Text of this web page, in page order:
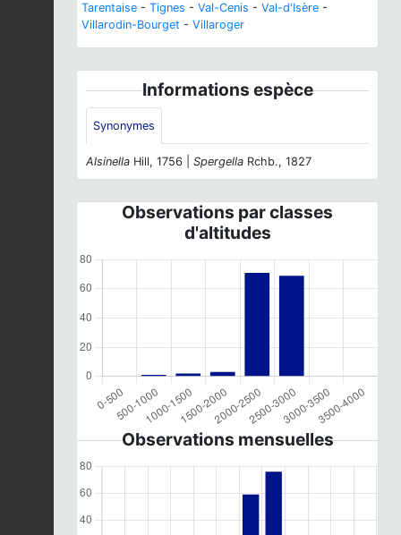
Tarentaise - Tignes - Val-Cenis - Val-d'Isère -
Villarodin-Bourget - Villaroger
Informations espèce
Synonymes
Alsinella Hill, 1756 | Spergella Rchb., 1827
Observations par classes
d'altitudes
Observations mensuelles